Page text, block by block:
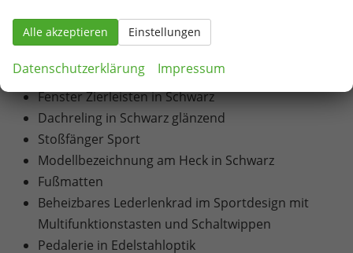
glanzgedreht (Reifen 235/40 R 19)
(DCC Plus)
Fenster Zierleisten in Schwarz
Dachreling in Schwarz glänzend
Stoßfänger Sport
Modellbezeichnung am Heck in Schwarz
Fußmatten
Beheizbares Lederlenkrad im Sportdesign mit
Multifunktionstasten und Schaltwippen
Pedalerie in Edelstahloptik
Alle akzeptieren Einstellungen
Datenschutzerklärung Impressum